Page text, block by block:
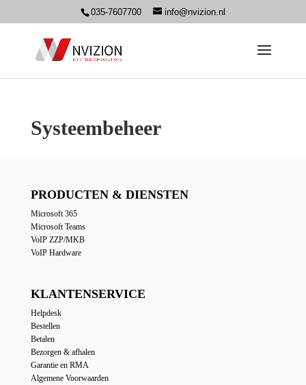
035-7607700 info@nvizion.nl
Systeembeheer
PRODUCTEN & DIENSTEN
Microsoft 365
Microsoft Teams
VoIP ZZP/MKB
VoIP Hardware
KLANTENSERVICE
Helpdesk
Bestellen
Betalen
Bezorgen & afhalen
Garantie en RMA
Algemene Voorwaarden